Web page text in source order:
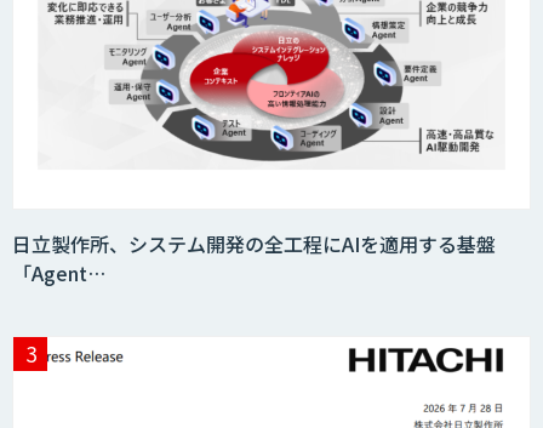
日立製作所、システム開発の全工程にAIを適用する基盤
「Agent…